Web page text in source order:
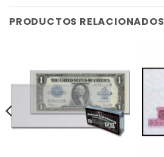
PRODUCTOS RELACIONADOS